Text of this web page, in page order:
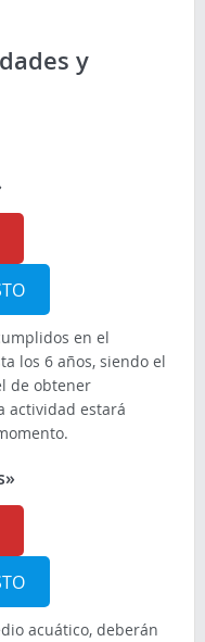
y
en el
los 6 años, siendo el
de obtener
actividad estará
acuático, deberán